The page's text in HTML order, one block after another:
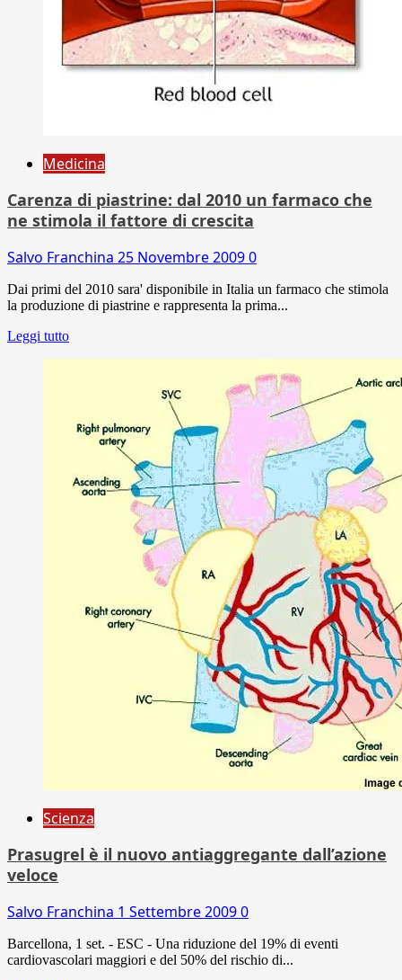
Medicina
Carenza di piastrine: dal 2010 un farmaco che
ne stimola il fattore di crescita
Salvo Franchina 25 Novembre 20090
Dai primi del 2010 sara' disponibile in Italia un farmaco che stimola
la produzione di piastrine e rappresenta la prima...
Leggi tutto
Scienza
Prasugrel è il nuovo antiaggregante dall’azione
veloce
Salvo Franchina 1 Settembre 20090
Barcellona, 1 set. - ESC - Una riduzione del 19% di eventi
cardiovascolari maggiori e del 50% del rischio di...